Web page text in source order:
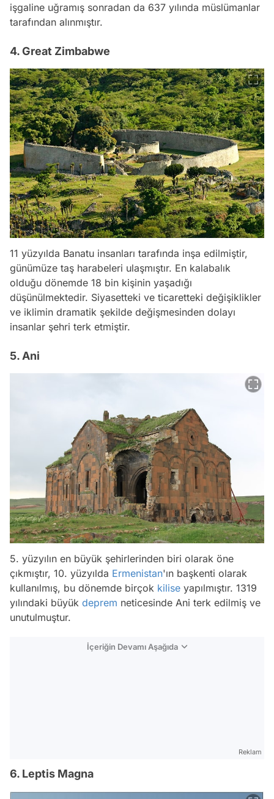
işgaline uğramış sonradan da 637 yılında müslümanlar
tarafından alınmıştır.
4. Great Zimbabwe
11 yüzyılda Banatu insanları tarafında inşa edilmiştir,
günümüze taş harabeleri ulaşmıştır. En kalabalık
olduğu dönemde 18 bin kişinin yaşadığı
düşünülmektedir. Siyasetteki ve ticaretteki değişiklikler
ve iklimin dramatik şekilde değişmesinden dolayı
insanlar şehri terk etmiştir.
5. Ani
5. yüzyılın en büyük şehirlerinden biri olarak öne
çıkmıştır, 10. yüzyılda Ermenistan'ın başkenti olarak
kullanılmış, bu dönemde birçok kilise yapılmıştır. 1319
yılındaki büyük deprem neticesinde Ani terk edilmiş ve
unutulmuştur.
İçeriğin Devamı Aşağıda
Reklam
6. Leptis Magna